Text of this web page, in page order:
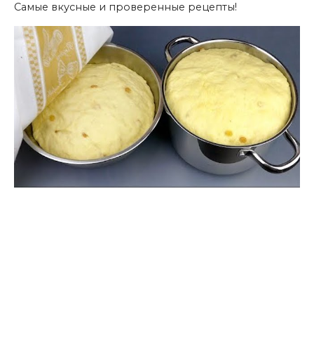
Самые вкусные и проверенные рецепты!